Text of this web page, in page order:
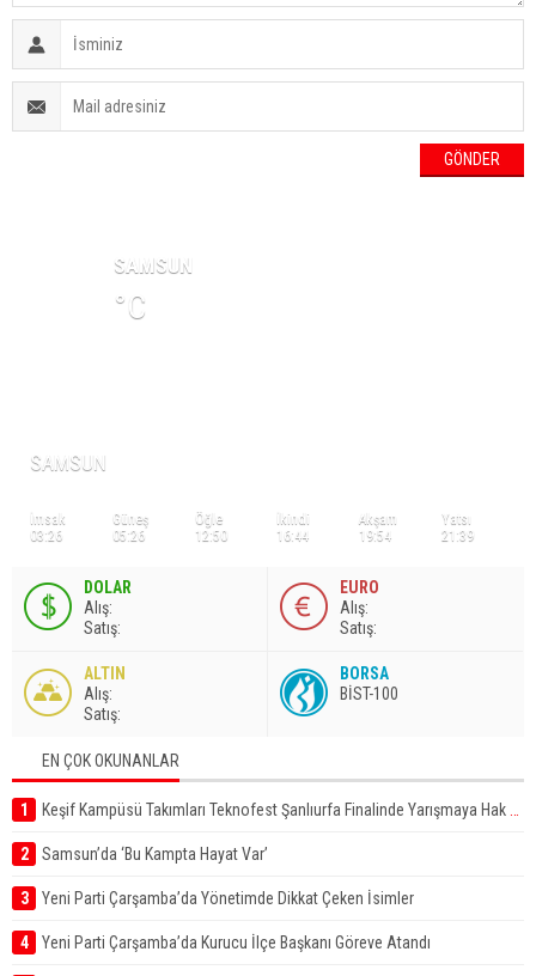
SAMSUN
°C
SAMSUN
İmsak
03:26
Güneş
05:26
Öğle
12:50
İkindi
16:44
Akşam
19:54
Yatsı
21:39
DOLAR
Alış:
Satış:
EURO
Alış:
Satış:
ALTIN
Alış:
Satış:
BORSA
BİST-100
EN ÇOK OKUNANLAR
1 Keşif Kampüsü Takımları Teknofest Şanlıurfa Finalinde Yarışmaya Hak Kazandı
2 Samsun’da ‘Bu Kampta Hayat Var’
3 Yeni Parti Çarşamba’da Yönetimde Dikkat Çeken İsimler
4 Yeni Parti Çarşamba’da Kurucu İlçe Başkanı Göreve Atandı